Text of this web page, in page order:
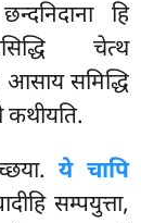
हि
चेत्थ
आसाय समिद्धि
कथीयति.
ये चापि
सम्पयुत्ता,